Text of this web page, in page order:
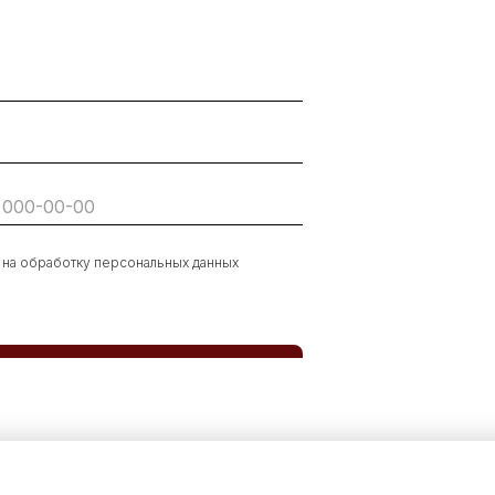
обработку персональных данных
Заказать звонок